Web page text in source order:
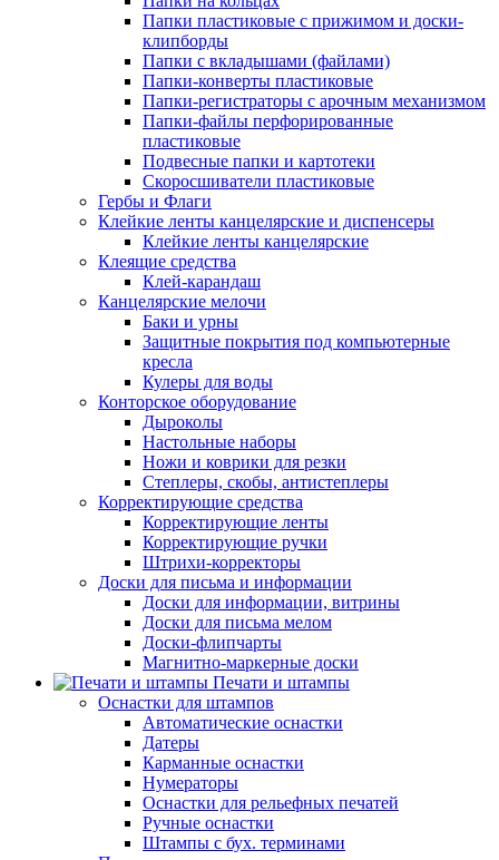
Папки пластиковые с прижимом и доски-
клипборды
Папки с вкладышами (файлами)
Папки-конверты пластиковые
Папки-регистраторы с арочным механизмом
Папки-файлы перфорированные
пластиковые
Подвесные папки и картотеки
Скоросшиватели пластиковые
Гербы и Флаги
Клейкие ленты канцелярские и диспенсеры
Клейкие ленты канцелярские
Клеящие средства
Клей-карандаш
Канцелярские мелочи
Баки и урны
Защитные покрытия под компьютерные
кресла
Кулеры для воды
Конторское оборудование
Дыроколы
Настольные наборы
Ножи и коврики для резки
Степлеры, скобы, антистеплеры
Корректирующие средства
Корректирующие ленты
Корректирующие ручки
Штрихи-корректоры
Доски для письма и информации
Доски для информации, витрины
Доски для письма мелом
Доски-флипчарты
Магнитно-маркерные доски
Печати и штампы
Оснастки для штампов
Автоматические оснастки
Датеры
Карманные оснастки
Нумераторы
Оснастки для рельефных печатей
Ручные оснастки
Штампы с бух. терминами